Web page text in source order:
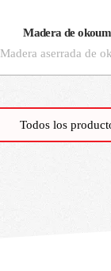
Madera aserrada de
Madera de
Todos los